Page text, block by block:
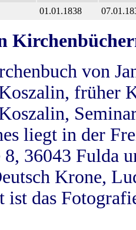
01.01.1838
von
früher
liegt in der
8, 36043 Fulda
Krone,
das